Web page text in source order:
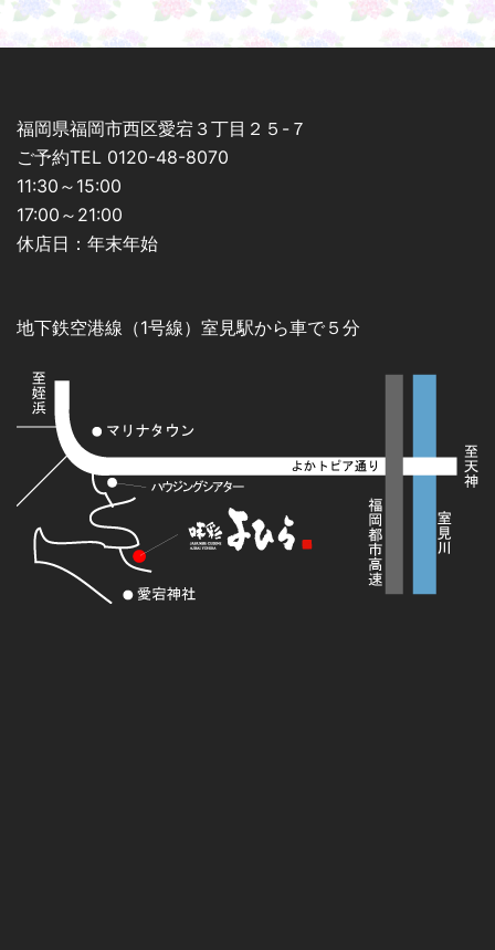
福岡県福岡市西区愛宕３丁目２５-７
ご予約TEL 0120-48-8070
11:30～15:00
17:00～21:00
休店日：年末年始
地下鉄空港線（1号線）室見駅から車で５分